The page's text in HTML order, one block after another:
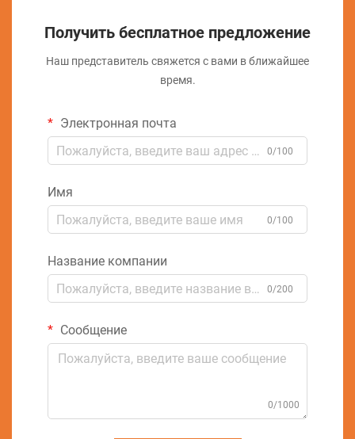
Получить бесплатное предложение
Наш представитель свяжется с вами в ближайшее
время.
Электронная почта
0/100
Имя
0/100
Название компании
0/200
Сообщение
0/1000